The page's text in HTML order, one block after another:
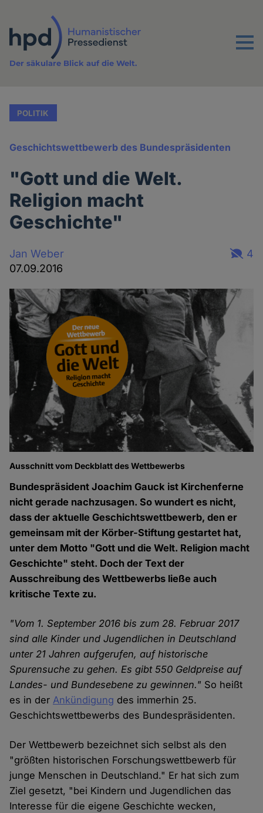
Inhalt
Menu
Der säkulare Blick auf die Welt.
POLITIK
Geschichtswettbewerb des Bundespräsidenten
"Gott und die Welt.
Religion macht
Geschichte"
Jan Weber
07.09.2016
4
Ausschnitt vom Deckblatt des Wettbewerbs
Bundespräsident Joachim Gauck ist Kirchenferne
nicht gerade nachzusagen. So wundert es nicht,
dass der aktuelle Geschichtswettbewerb, den er
gemeinsam mit der Körber-Stiftung gestartet hat,
unter dem Motto "Gott und die Welt. Religion macht
Geschichte" steht. Doch der Text der
Ausschreibung des Wettbewerbs ließe auch
kritische Texte zu.
"Vom 1. September 2016 bis zum 28. Februar 2017
sind alle Kinder und Jugendlichen in Deutschland
unter 21 Jahren aufgerufen, auf historische
Spurensuche zu gehen. Es gibt 550 Geldpreise auf
Landes- und Bundesebene zu gewinnen." So heißt
es in derAnkündigung des immerhin 25.
Geschichtswettbewerbs des Bundespräsidenten.
Der Wettbewerb bezeichnet sich selbst als den
"größten historischen Forschungswettbewerb für
junge Menschen in Deutschland." Er hat sich zum
Ziel gesetzt, "bei Kindern und Jugendlichen das
Interesse für die eigene Geschichte wecken,